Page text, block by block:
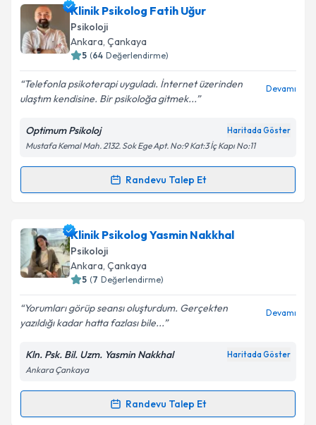
Psk. Elif Acay Deveci için randevu takvimi talebi
oluşturun. Size bu uzmandan randevu almanız için bir
takvim hazırlandığında e-posta ile bilgilendireceğiz.
Kişisel verilerimin işlenmesine ilişkin
Aydınlatma
Metni'ni okudum ve kişisel verilerimin belirtilen
kapsamda işlenmesini kabul ediyorum.
Klinik Psikolog Fatih Uğur
Psikoloji
Ankara, Çankaya
5 (64 Değerlendirme)
Telefonla psikoterapi uyguladı. İnternet üzerinden
ulaştım kendisine. Bir psikoloğa gitmek...
Devamı
Optimum Psikoloj Haritada Göster
Mustafa Kemal Mah. 2132. Sok Ege Apt. No:9 Kat:3 İç Kapı No:11
Randevu Talep Et
Randevu Takvimi Talebi
Klinik Psikolog Fatih Uğuriçin randevu takvimi
talebi oluşturun. Size bu uzmandan randevu almanız
için bir takvim hazırlandığında e-posta ile
bilgilendireceğiz.
E-posta Adresiniz
Kişisel verilerimin işlenmesine ilişkin
Metni'ni okudum ve kişisel verilerimin belirtilen
kapsamda işlenmesini kabul ediyorum.
Klinik Psikolog Yasmin Nakkhal
Psikoloji
Ankara, Çankaya
5 (7 Değerlendirme)
Yorumları görüp seansı oluşturdum. Gerçekten
yazıldığı kadar hatta fazlası bile...
Devamı
Kln. Psk. Bil. Uzm. Yasmin Nakkhal Haritada Göster
Ankara Çankaya
Randevu Talep Et
Randevu Takvimi Talebi